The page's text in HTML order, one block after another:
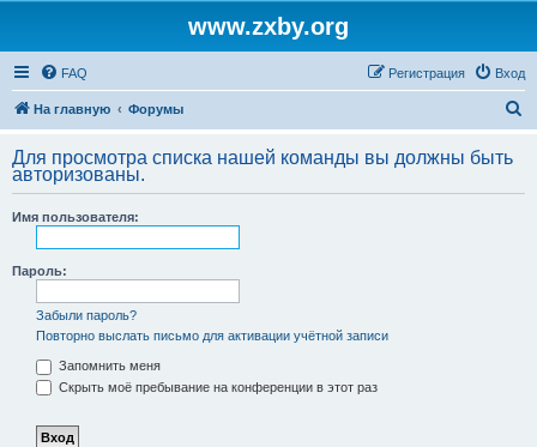
www.zxby.org
FAQ Вход
Регистрация
На главную Форумы
с
Для просмотра списка нашей команды вы должны быть
авторизованы.
Имя пользователя:
Пароль:
Забыли пароль?
Повторно выслать письмо для активации учётной записи
Запомнить меня
Скрыть моё пребывание на конференции в этот раз